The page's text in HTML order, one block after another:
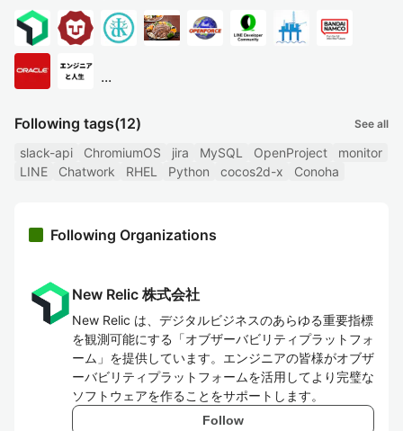
...
Following tags(12) See all
slack-api ChromiumOS jira MySQL OpenProject
monitor
LINE
Chatwork RHEL Python cocos2d-x Conoha
Following Organizations
New Relic 株式会社
New Relic は、デジタルビジネスのあらゆる重要指標
を観測可能にする「オブザーバビリティプラットフォ
ーム」を提供しています。エンジニアの皆様がオブザ
ーバビリティプラットフォームを活用してより完璧な
ソフトウェアを作ることをサポートします。
Follow